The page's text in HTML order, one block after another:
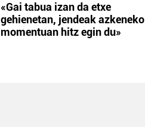
«Gai tabua izan da etxe
gehienetan, jendeak azkeneko
momentuan hitz egin du»